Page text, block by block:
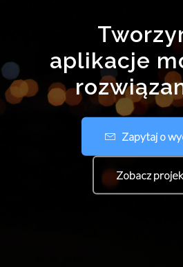
aplikacje
Zapytaj o
Zobacz